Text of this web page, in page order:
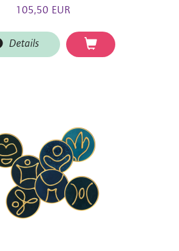
105,50 EUR
Details